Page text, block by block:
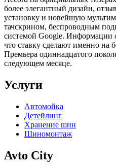
более элегантный дизайн,
установку и новейшую
тачскрином, беспроводным
системой Google. Информации
что ставку сделают именно на
Премьера одиннадцатого
следующем месяце.
Услуги
Автомойка
Детейлинг
Хранение шин
Шиномонтаж
Avto City